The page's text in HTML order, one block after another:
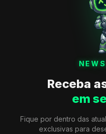
Receba
em
Fique por dentro das
exclusivas para